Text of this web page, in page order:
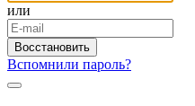
или
Вспомнили пароль?